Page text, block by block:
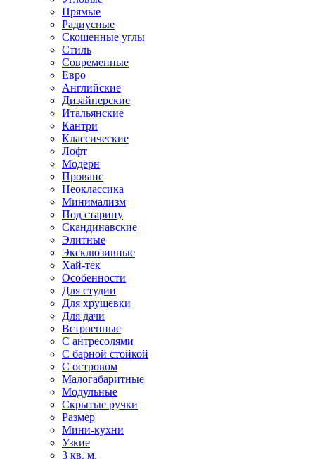
Прямые
Радиусные
Скошенные углы
Стиль
Современные
Евро
Английские
Дизайнерские
Итальянские
Кантри
Классические
Лофт
Модерн
Прованс
Неоклассика
Минимализм
Под старину
Скандинавские
Элитные
Эксклюзивные
Хай-тек
Особенности
Для студии
Для хрущевки
Для дачи
Встроенные
С антресолями
С барной стойкой
С островом
Малогабаритные
Модульные
Скрытые ручки
Размер
Мини-кухни
Узкие
3 кв. м.